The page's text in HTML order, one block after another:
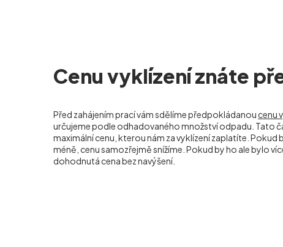
Cenu vyklízení znáte
Před zahájením prací vám sdělíme předpokládanou cenu
určujeme podle odhadovaného množství odpadu. Tato
maximální cenu, kterou nám za vyklízení zaplatíte. Pokud
méně, cenu samozřejmě snížíme. Pokud by ho ale bylo
dohodnutá cena bez navýšení.